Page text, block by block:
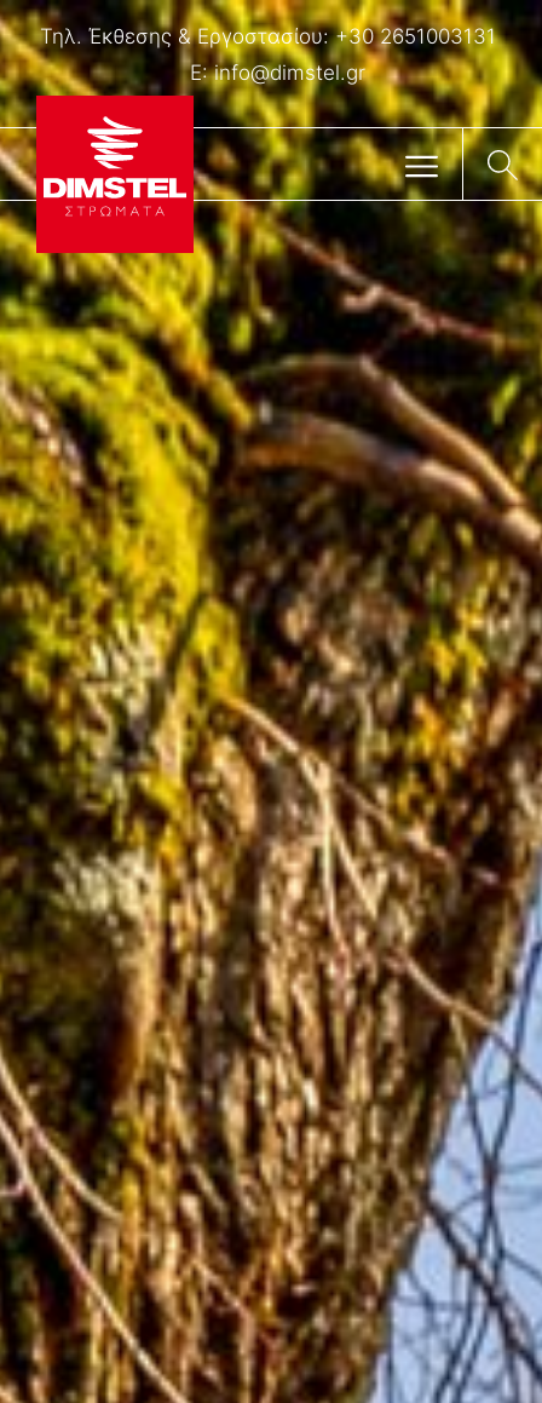
Τηλ. Έκθεσης & Eργοστασίου:+30 2651003131
E:info@dimstel.gr